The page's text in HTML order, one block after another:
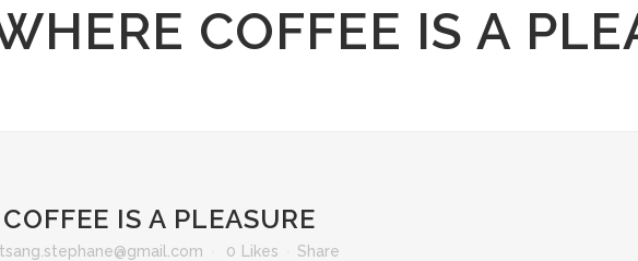
COFFEE IS A
IS A PLEASURE
tsang.stephane@gmail.com 0 Likes Share